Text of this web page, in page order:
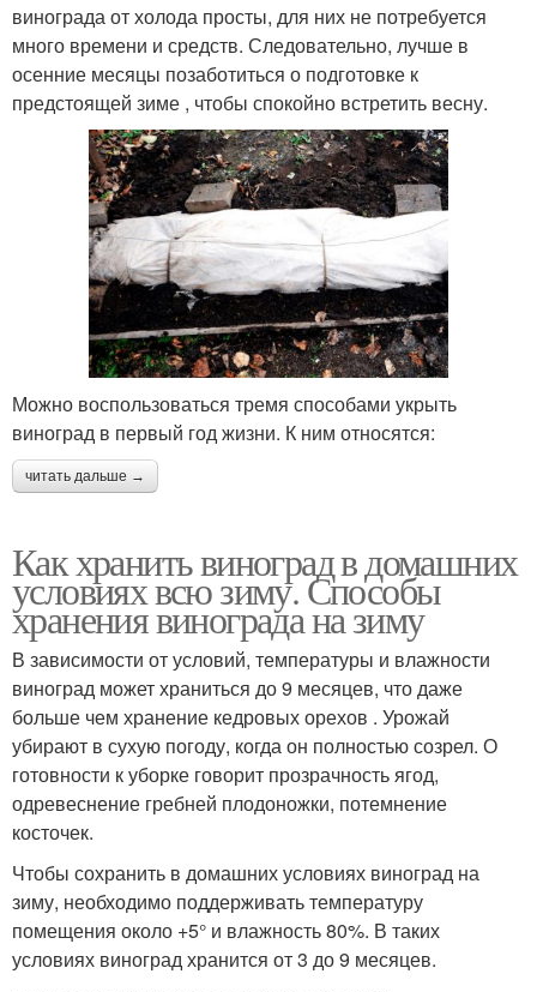
винограда от холода просты, для них не потребуется
много времени и средств. Следовательно, лучше в
осенние месяцы позаботиться о подготовке к
предстоящей зиме , чтобы спокойно встретить весну.
Можно воспользоваться тремя способами укрыть
виноград в первый год жизни. К ним относятся:
читать дальше →
Как хранить виноград в домашних
условиях всю зиму. Способы
хранения винограда на зиму
В зависимости от условий, температуры и влажности
виноград может храниться до 9 месяцев, что даже
больше чем хранение кедровых орехов . Урожай
убирают в сухую погоду, когда он полностью созрел. О
готовности к уборке говорит прозрачность ягод,
одревеснение гребней плодоножки, потемнение
косточек.
Чтобы сохранить в домашних условиях виноград на
зиму, необходимо поддерживать температуру
помещения около +5° и влажность 80%. В таких
условиях виноград хранится от 3 до 9 месяцев.